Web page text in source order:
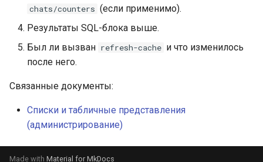
chats/counters (если применимо).
Результаты SQL-блока выше.
Был ли вызван refresh-cache и что изменилось
после него.
Связанные документы:
Списки и табличные представления
(администрирование)
Made with Material for MkDocs